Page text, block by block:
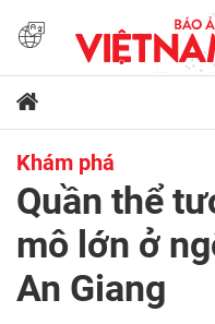
Khám phá
Quần thể
mô lớn ở
An Giang